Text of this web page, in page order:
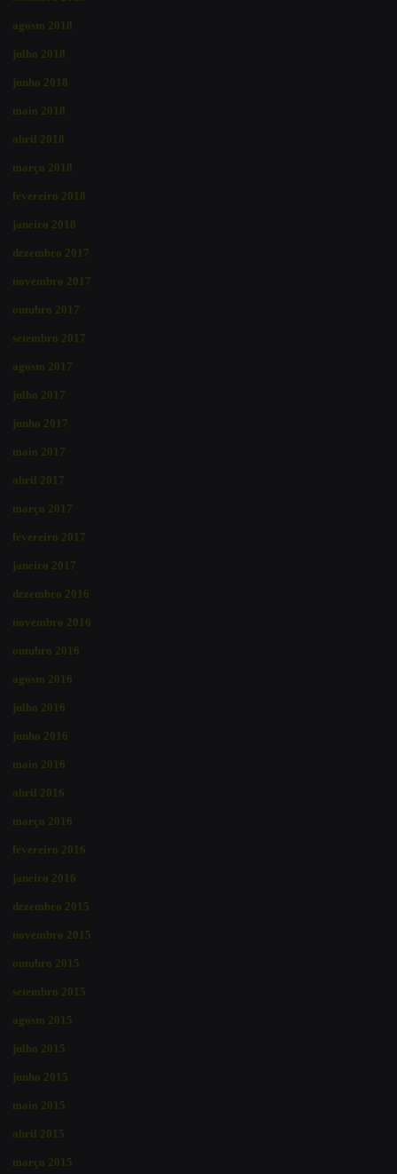
agosto 2018
julho 2018
junho 2018
maio 2018
abril 2018
março 2018
fevereiro 2018
janeiro 2018
dezembro 2017
novembro 2017
outubro 2017
setembro 2017
agosto 2017
julho 2017
junho 2017
maio 2017
abril 2017
março 2017
fevereiro 2017
janeiro 2017
dezembro 2016
novembro 2016
outubro 2016
agosto 2016
julho 2016
junho 2016
maio 2016
abril 2016
março 2016
fevereiro 2016
janeiro 2016
dezembro 2015
novembro 2015
outubro 2015
setembro 2015
agosto 2015
julho 2015
junho 2015
maio 2015
abril 2015
março 2015